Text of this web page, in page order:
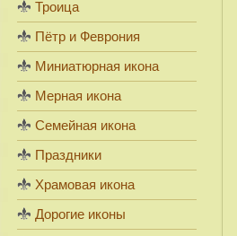
Троица
Пётр и Феврония
Миниатюрная икона
Мерная икона
Семейная икона
Праздники
Храмовая икона
Дорогие иконы